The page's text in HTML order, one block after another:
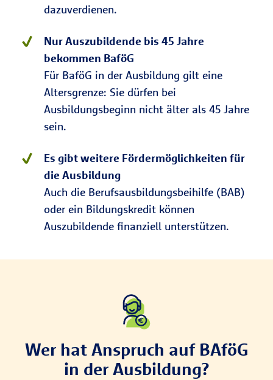
dazuverdienen.
Nur Auszubildende bis 45 Jahre
bekommen BaföG
Für BaföG in der Ausbildung gilt eine
Altersgrenze: Sie dürfen bei
Ausbildungsbeginn nicht älter als 45 Jahre
sein.
Es gibt weitere Fördermöglichkeiten für
die Ausbildung
Auch die Berufsausbildungsbeihilfe (BAB)
oder ein Bildungskredit können
Auszubildende finanziell unterstützen.
Wer hat Anspruch auf BAföG
in der Ausbildung?